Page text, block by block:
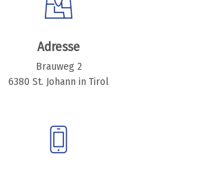
Adresse
Brauweg 2
6380 St. Johann in Tirol